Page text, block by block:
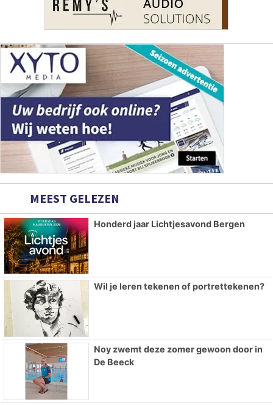
MEEST GELEZEN
Honderd jaar Lichtjesavond Bergen
Wil je leren tekenen of portrettekenen?
Noy zwemt deze zomer gewoon door in
De Beeck